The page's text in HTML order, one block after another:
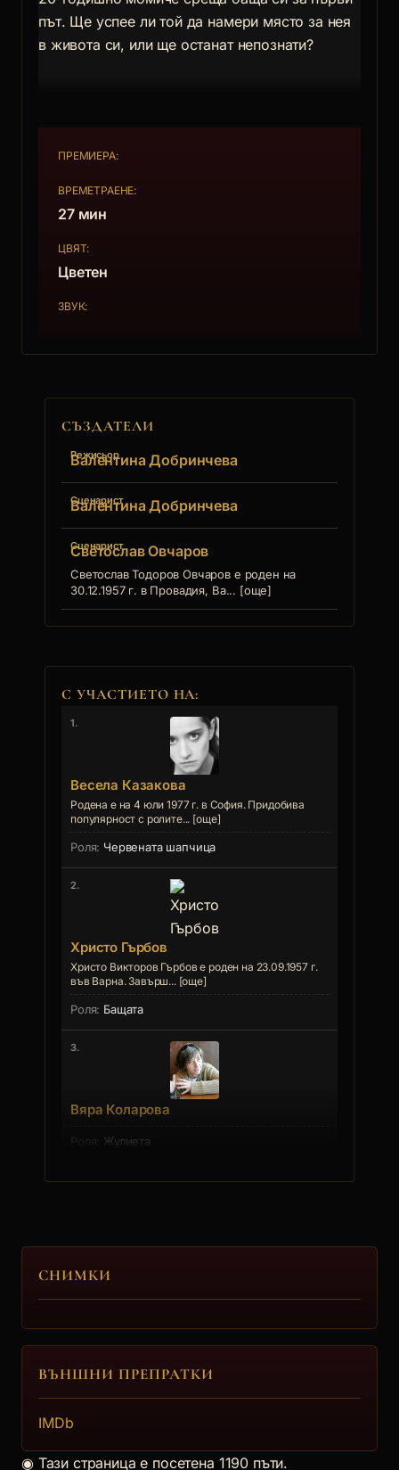
път. Ще успее ли той да намери място за нея
в живота си, или ще останат непознати?
ПРЕМИЕРА:
ВРЕМЕТРАЕНЕ:
27 мин
ЦВЯТ:
Цветен
ЗВУК:
СЪЗДАТЕЛИ
Режисьор
Валентина Добринчева
Сценарист
Валентина Добринчева
Сценарист
Светослав Овчаров
Светослав Тодоров Овчаров е роден на
30.12.1957 г. в Провадия, Ва... [още]
С УЧАСТИЕТО НА:
1.
Весела Казакова
Родена е на 4 юли 1977 г. в София. Придобива
популярност с ролите... [още]
Червената шапчица
2.
Христо Гърбов
Христо Викторов Гърбов е роден на 23.09.1957 г.
във Варна. Завърш... [още]
Бащата
3.
Вяра Коларова
Жулиета
4.
г. През 1982 г. з... [още]
Киро
СНИМКИ
ВЪНШНИ ПРЕПРАТКИ
IMDb
◉ Тази страница е посетена 1190 пъти.